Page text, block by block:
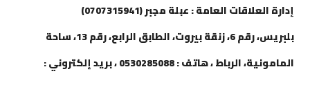
إدارة العلاقات العامة : عبلة مجبر (0707315941)
بلبريس، رقم 6، زنقة بيروت، الطابق الرابع، رقم 13، ساحة
المامونية، الرباط ، هاتف : 0530285088 ، بريد إلكتروني :